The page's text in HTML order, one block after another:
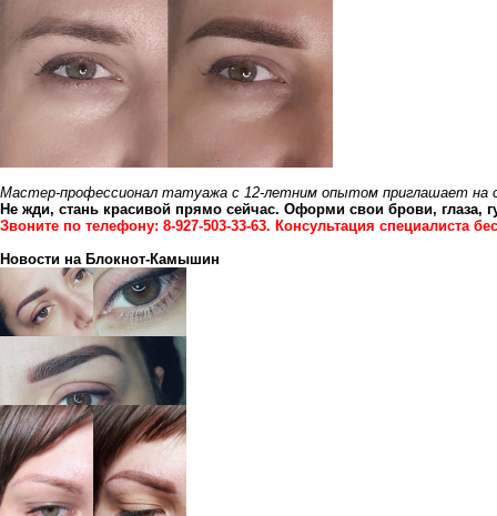
Мастер-профессионал татуажа с 12-летним опытом приглашает на
Не жди, стань красивой прямо сейчас. Оформи свои брови, глаза,
Звоните по телефону: 8-927-503-33-63. Консультация специалиста
Новости на Блoкнoт-Камышин